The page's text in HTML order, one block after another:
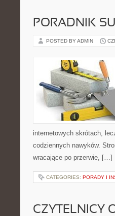
PORADNIK
POSTED BY ADMIN
internetowych skrótach,
codziennych nawyków.
wracające po przerwie, […]
CATEGORIES: PORADY I
CZYTELNICY